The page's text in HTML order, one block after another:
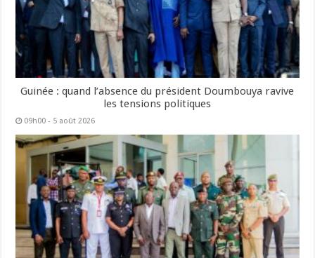
Guinée : quand l’absence du président Doumbouya ravive
les tensions politiques
09h00 - 5 août 2026